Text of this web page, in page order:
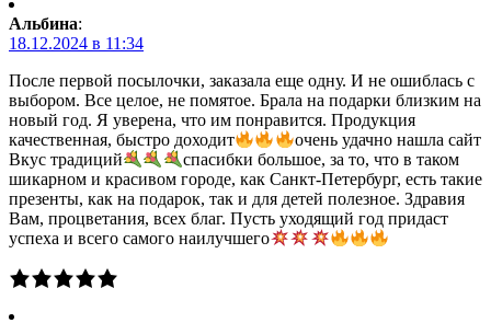
Альбина:
18.12.2024 в 11:34
После первой посылочки, заказала еще одну. И не ошиблась с
выбором. Все целое, не помятое. Брала на подарки близким на
новый год. Я уверена, что им понравится. Продукция
качественная, быстро доходит
очень удачно нашла сайт
Вкус традиций
спасибки большое, за то, что в таком
шикарном и красивом городе, как Санкт-Петербург, есть такие
презенты, как на подарок, так и для детей полезное. Здравия
Вам, процветания, всех благ. Пусть уходящий год придаст
успеха и всего самого наилучшего